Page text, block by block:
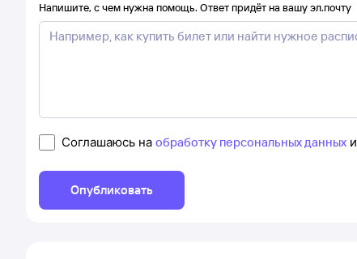
Напишите, с чем нужна помощь. Ответ придёт на вашу эл.почту
Соглашаюсь на обработку персональных данных и
Опубликовать